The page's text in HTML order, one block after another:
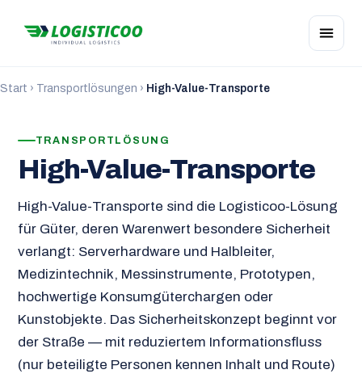
Start › Transportlösungen › High-Value-Transporte
TRANSPORTLÖSUNG
High-Value-Transporte
High-Value-Transporte sind die Logisticoo-Lösung
für Güter, deren Warenwert besondere Sicherheit
verlangt: Serverhardware und Halbleiter,
Medizintechnik, Messinstrumente, Prototypen,
hochwertige Konsumgüterchargen oder
Kunstobjekte. Das Sicherheitskonzept beginnt vor
der Straße — mit reduziertem Informationsfluss
(nur beteiligte Personen kennen Inhalt und Route)